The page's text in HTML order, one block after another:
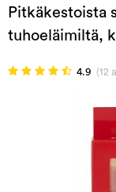
Pitkäkestoista
tuhoeläimiltä,
4.9 (12